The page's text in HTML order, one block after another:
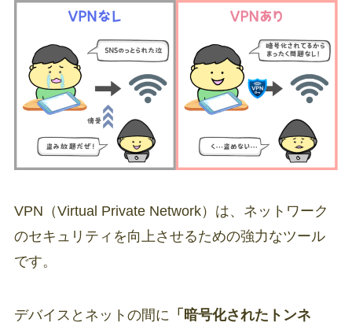
VPN（Virtual Private Network）は、ネットワーク
のセキュリティを向上させるための強力なツール
です。
デバイスとネットの間に 「暗号化されたトンネ